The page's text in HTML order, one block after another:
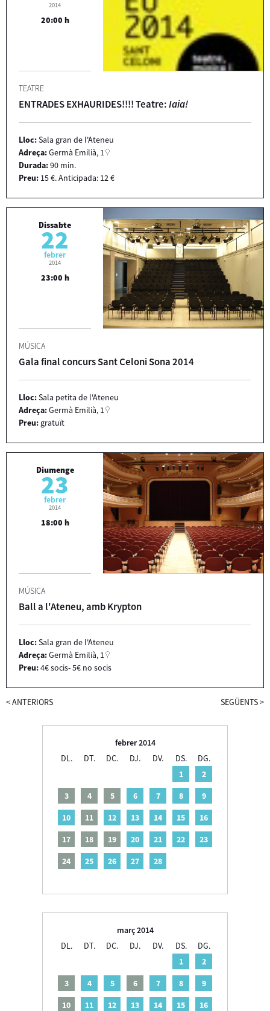
2014
20:00 h
TEATRE
ENTRADES EXHAURIDES!!!! Teatre:Iaia!
Lloc:Sala gran de l'Ateneu
Adreça:Germà Emilià, 1
Durada:90 min.
Preu: 15 €. Anticipada: 12 €
Dissabte
22
febrer
2014
23:00 h
MÚSICA
Gala final concurs Sant Celoni Sona 2014
Lloc:Sala petita de l'Ateneu
Adreça:Germà Emilià, 1
Preu: gratuït
Diumenge
23
febrer
2014
18:00 h
MÚSICA
Ball a l'Ateneu, amb Krypton
Lloc:Sala gran de l'Ateneu
Adreça:Germà Emilià, 1
Preu:4€ socis- 5€ no socis
<ANTERIORS SEGÜENTS>
febrer 2014
DL.
DT. DC. DJ. DV. DS.
DG.
1
2
3
4 5 6 7 8
9
10
11 12 13 14 15
16
17
18 19 20 21 22
23
24
25 26 27 28
març 2014
DL.
DT. DC. DJ. DV. DS.
DG.
1
2
3
4 5 6 7 8
9
10
11 12 13 14 15
16